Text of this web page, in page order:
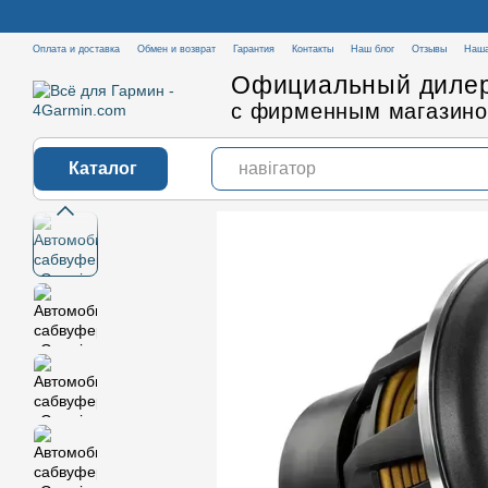
Оплата и доставка Обмен и возврат Гарантия Контакты Наш блог Отзывы
Официальный
с фирменным
Каталог